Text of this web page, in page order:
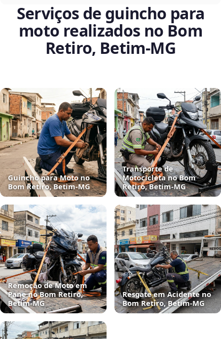
Serviços de guincho para
moto realizados no Bom
Retiro, Betim‑MG
Guincho para Moto no
Bom Retiro, Betim‑MG
Transporte de
Motocicleta no Bom
Retiro, Betim‑MG
Remoção de Moto em
Pane no Bom Retiro,
Betim‑MG
Resgate em Acidente no
Bom Retiro, Betim‑MG